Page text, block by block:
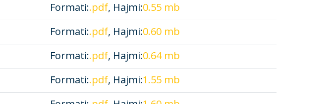
Formati:.pdf, Hajmi:0.55 mb
Formati:.pdf, Hajmi:0.60 mb
Formati:.pdf, Hajmi:0.64 mb
Formati:.pdf, Hajmi:1.55 mb